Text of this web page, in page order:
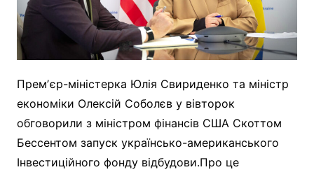
Премʼєр-міністерка Юлія Свириденко та міністр
економіки Олексій Соболєв у вівторок
обговорили з міністром фінансів США Скоттом
Бессентом запуск українсько-американського
Інвестиційного фонду відбудови.Про це